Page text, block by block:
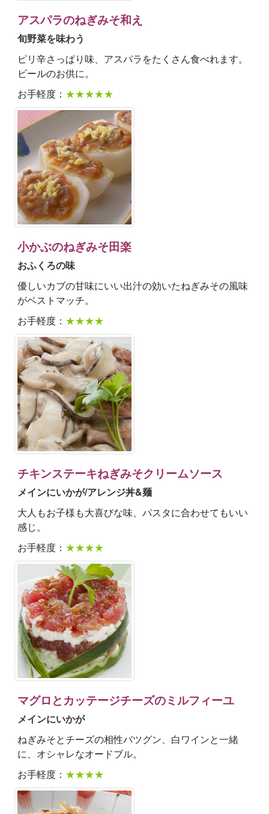
アスパラのねぎみそ和え
旬野菜を味わう
ピリ辛さっぱり味、アスパラをたくさん食べれます。
ビールのお供に。
お手軽度： ★★★★★
小かぶのねぎみそ田楽
おふくろの味
優しいカブの甘味にいい出汁の効いたねぎみその風味
がベストマッチ。
お手軽度： ★★★★
チキンステーキねぎみそクリームソース
メインにいかが/アレンジ丼&麺
大人もお子様も大喜びな味、パスタに合わせてもいい
感じ。
お手軽度： ★★★★
マグロとカッテージチーズのミルフィーユ
メインにいかが
ねぎみそとチーズの相性バツグン、白ワインと一緒
に、オシャレなオードブル。
お手軽度： ★★★★